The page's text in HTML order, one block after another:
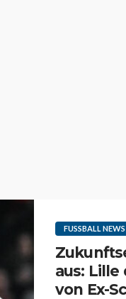
FUSSBALL NEWS
aus:
von Ex-